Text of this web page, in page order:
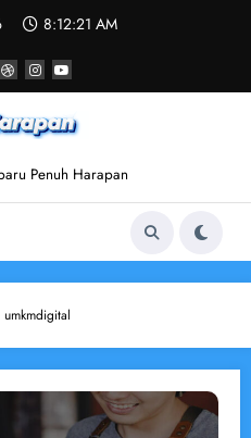
8:12:21 AM
Penuh Harapan
umkmdigital